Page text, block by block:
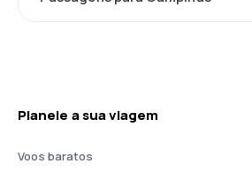
Planeie a sua viagem
Voos baratos